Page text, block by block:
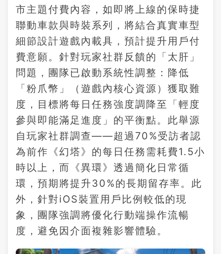
市主題付費內容，如即將上線的保時捷
聯動車款與時裝系列，將結合真實車型
細節設計遊戲內載具，預計提升用戶付
費意願。針對玩家社群反饋的「太肝」
問題，團隊已啟動系統性調整：降低
「粉爪幣」（遊戲內核心資源）獲取難
度，目標將每日任務強度調降至「輕度
參與即能滿足進度」的平衡點。此舉源
自玩家社群調查——超過70%受訪者認
為前作《幻塔》的每日任務需耗費1.5小
時以上，而《異環》透過簡化日常循
環，預期將提升30%的長期留存率。此
外，針對iOS裝置用戶比例較低的現
象，團隊強調將優化行動端操作流暢
度，避免因介面複雜影響體驗。